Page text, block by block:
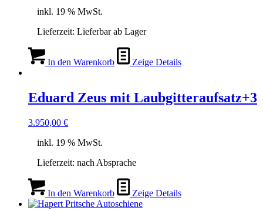
inkl. 19 % MwSt.
Lieferzeit: Lieferbar ab Lager
In den Warenkorb Zeige Details
Eduard Zeus mit Laubgitteraufsatz+3
3.950,00 €
inkl. 19 % MwSt.
Lieferzeit: nach Absprache
In den Warenkorb Zeige Details